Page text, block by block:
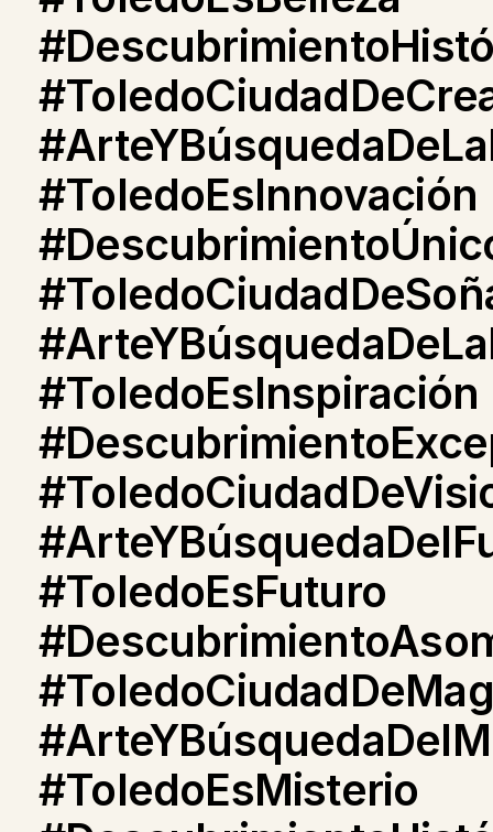
#ToledoEsInnovación
#ToledoEsInspiración
#ToledoEsFuturo
#ToledoEsMisterio